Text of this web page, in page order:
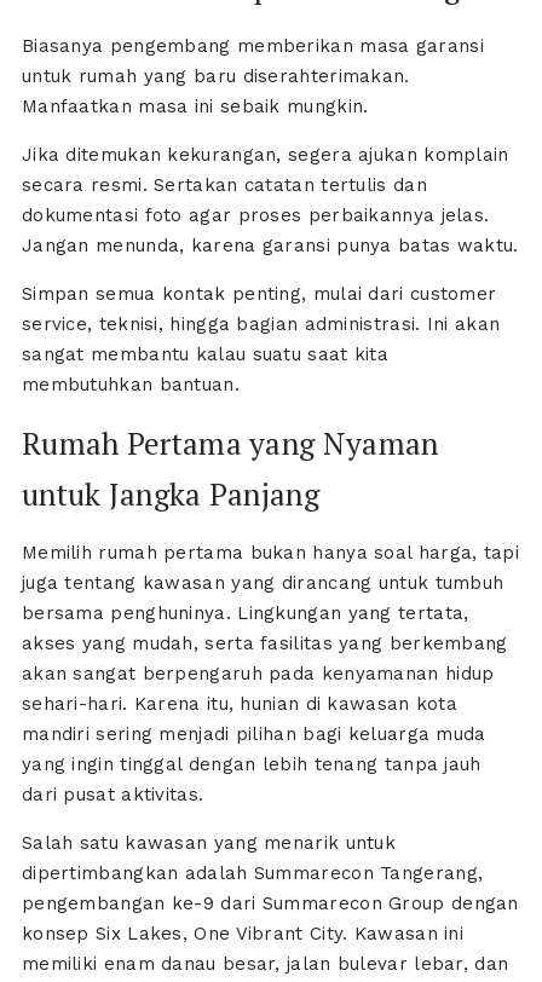
Biasanya pengembang memberikan masa garansi
untuk rumah yang baru diserahterimakan.
Manfaatkan masa ini sebaik mungkin.
Jika ditemukan kekurangan, segera ajukan komplain
secara resmi. Sertakan catatan tertulis dan
dokumentasi foto agar proses perbaikannya jelas.
Jangan menunda, karena garansi punya batas waktu.
Simpan semua kontak penting, mulai dari customer
service, teknisi, hingga bagian administrasi. Ini akan
sangat membantu kalau suatu saat kita
membutuhkan bantuan.
Rumah Pertama yang Nyaman
untuk Jangka Panjang
Memilih rumah pertama bukan hanya soal harga, tapi
juga tentang kawasan yang dirancang untuk tumbuh
bersama penghuninya. Lingkungan yang tertata,
akses yang mudah, serta fasilitas yang berkembang
akan sangat berpengaruh pada kenyamanan hidup
sehari-hari. Karena itu, hunian di kawasan kota
mandiri sering menjadi pilihan bagi keluarga muda
yang ingin tinggal dengan lebih tenang tanpa jauh
dari pusat aktivitas.
Salah satu kawasan yang menarik untuk
dipertimbangkan adalah Summarecon Tangerang,
pengembangan ke-9 dari Summarecon Group dengan
konsep Six Lakes, One Vibrant City. Kawasan ini
memiliki enam danau besar, jalan bulevar lebar, dan